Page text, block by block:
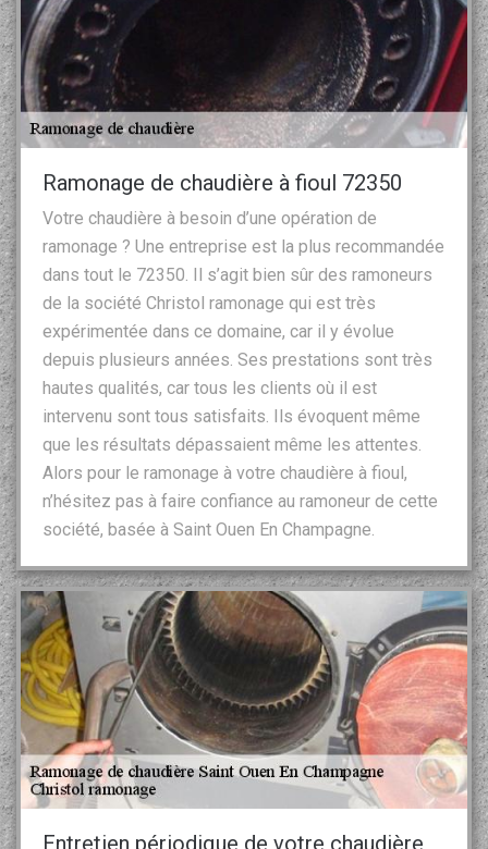
Ramonage de chaudière à fioul 72350
Votre chaudière à besoin d’une opération de
ramonage ? Une entreprise est la plus recommandée
dans tout le 72350. Il s’agit bien sûr des ramoneurs
de la société Christol ramonage qui est très
expérimentée dans ce domaine, car il y évolue
depuis plusieurs années. Ses prestations sont très
hautes qualités, car tous les clients où il est
intervenu sont tous satisfaits. Ils évoquent même
que les résultats dépassaient même les attentes.
Alors pour le ramonage à votre chaudière à fioul,
n’hésitez pas à faire confiance au ramoneur de cette
société, basée à Saint Ouen En Champagne.
Entretien périodique de votre chaudière